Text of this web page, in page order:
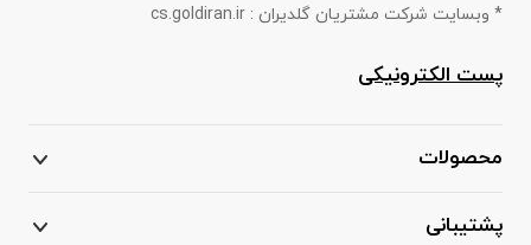
* وبسایت شرکت مشتریان گلدیران : cs.goldiran.ir
پست الکترونیکی
محصولات
پشتیبانی